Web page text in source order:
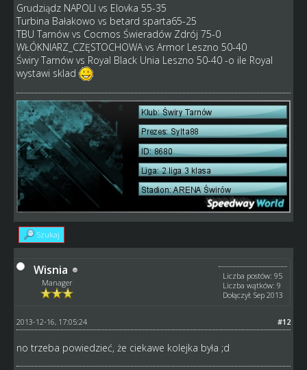
Grudziądz NAPOLI vs Elovka 55-35
Turbina Bałakowo vs betard sparta65-25
TBU Tarnów vs Cocmos Świeradów Zdrój 75-0
WŁÓKNIARZ_CZĘSTOCHOWA vs Armor Leszno 50-40
Świry Tarnów vs Royal Black Unia Leszno 50-40 -o ile Royal
wystawi sklad
Szukaj
Wisnia
Manager
Liczba postów: 95
Liczba wątków: 9
Dołączył: Sep 2013
#12
2013-12-16, 17:05:24
no trzeba powiedzieć, że ciekawe kolejka była ;d